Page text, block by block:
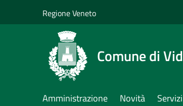
Regione Veneto
Comune di
Amministrazione Novità Servizi